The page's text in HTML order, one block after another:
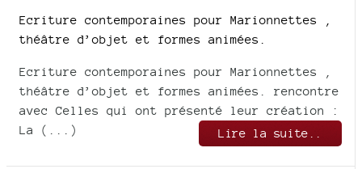
Ecriture contemporaines pour Marionnettes ,
théâtre d’objet et formes animées.
Ecriture contemporaines pour Marionnettes ,
théâtre d’objet et formes animées. rencontre
avec Celles qui ont présenté leur création :
La (...)
Lire la suite..